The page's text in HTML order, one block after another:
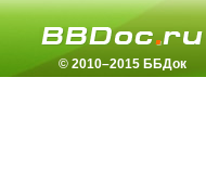
© 2010–2015 ББДок